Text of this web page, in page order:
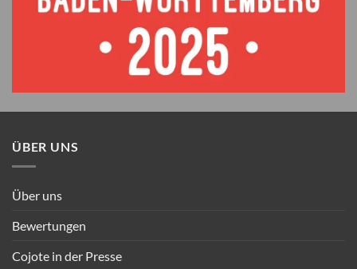
ÜBER UNS
Über uns
Bewertungen
Cojote in der Presse